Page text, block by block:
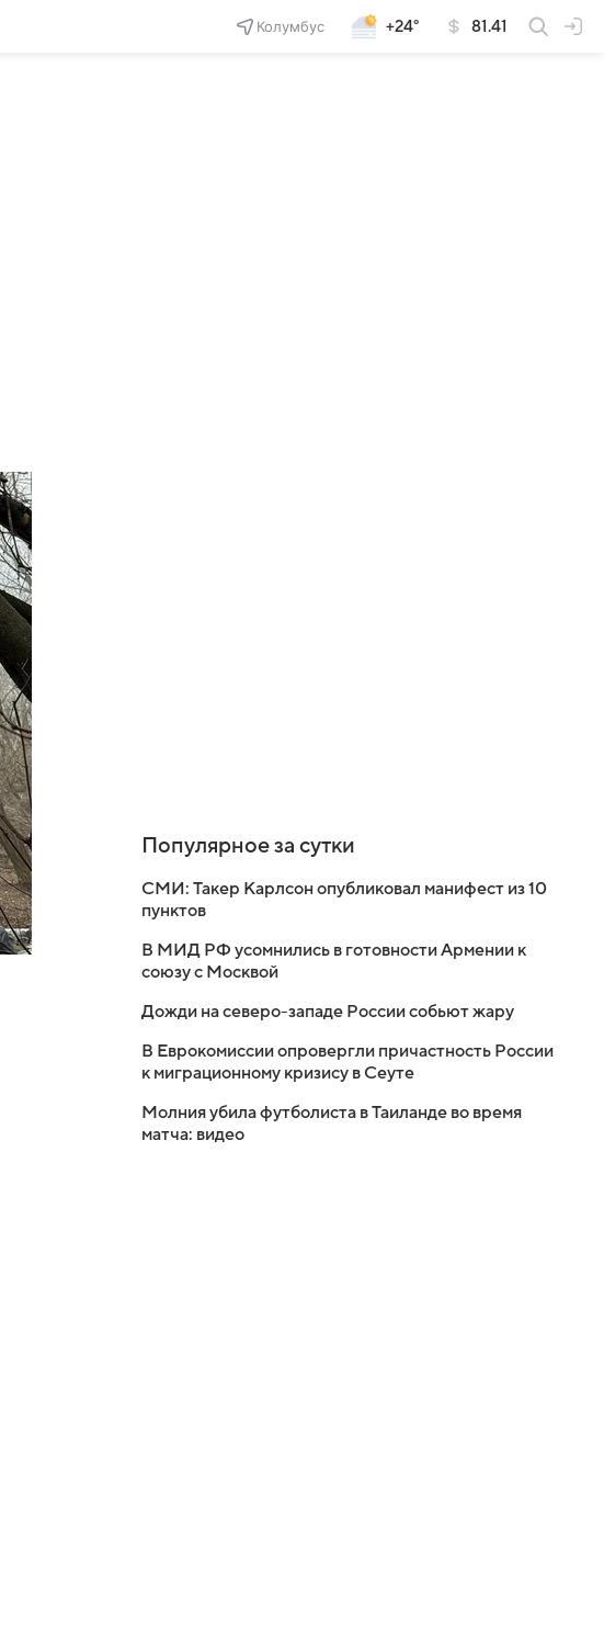
Колумбус +24° 81.41
Популярное за сутки
СМИ: Такер Карлсон опубликовал манифест из 10
пунктов
В МИД РФ усомнились в готовности Армении к
союзу с Москвой
Дожди на северо-западе России собьют жару
В Еврокомиссии опровергли причастность России
к миграционному кризису в Сеуте
Молния убила футболиста в Таиланде во время
матча: видео